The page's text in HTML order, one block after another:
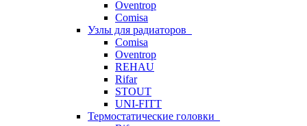
Oventrop
Comisa
Узлы для радиаторов
Comisa
Oventrop
REHAU
Rifar
STOUT
UNI-FITT
Термостатические головки